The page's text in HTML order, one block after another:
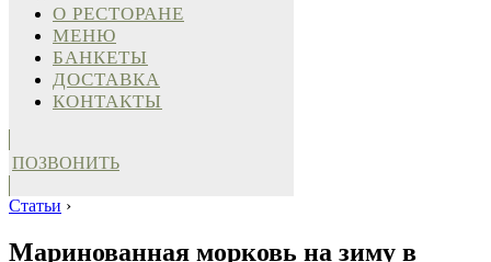
О РЕСТОРАНЕ
МЕНЮ
БАНКЕТЫ
ДОСТАВКА
КОНТАКТЫ
ПОЗВОНИТЬ
Статьи ›
Маринованная морковь на зиму в